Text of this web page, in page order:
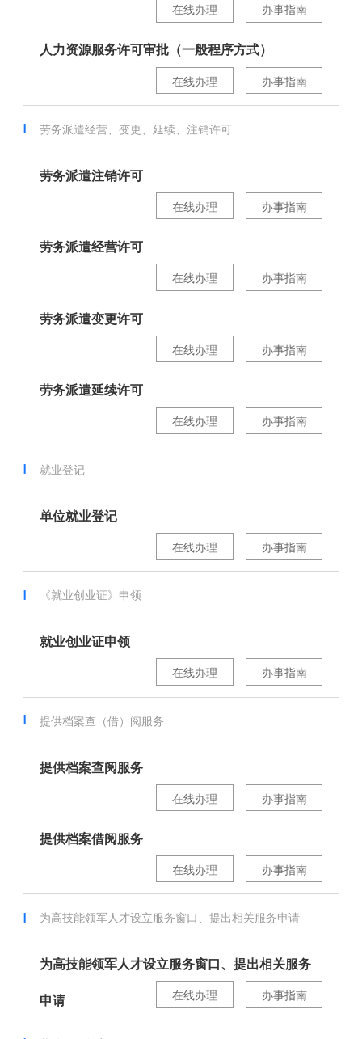
办事指南
在线办理
人力资源服务许可审批（一般程序方式）
办事指南
在线办理
劳务派遣经营、变更、延续、注销许可
劳务派遣注销许可
办事指南
在线办理
劳务派遣经营许可
办事指南
在线办理
劳务派遣变更许可
办事指南
在线办理
劳务派遣延续许可
办事指南
在线办理
就业登记
单位就业登记
办事指南
在线办理
《就业创业证》申领
就业创业证申领
办事指南
在线办理
提供档案查（借）阅服务
提供档案查阅服务
办事指南
在线办理
提供档案借阅服务
办事指南
在线办理
为高技能领军人才设立服务窗口、提出相关服务申请
为高技能领军人才设立服务窗口、提出相关服务
申请 办事指南
在线办理